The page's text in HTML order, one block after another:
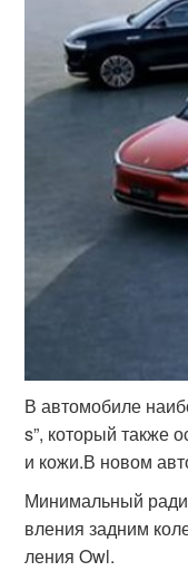
В автомобиле
s”, который также
и кожи.В новом
Минимальный
вления задним
ления Owl.